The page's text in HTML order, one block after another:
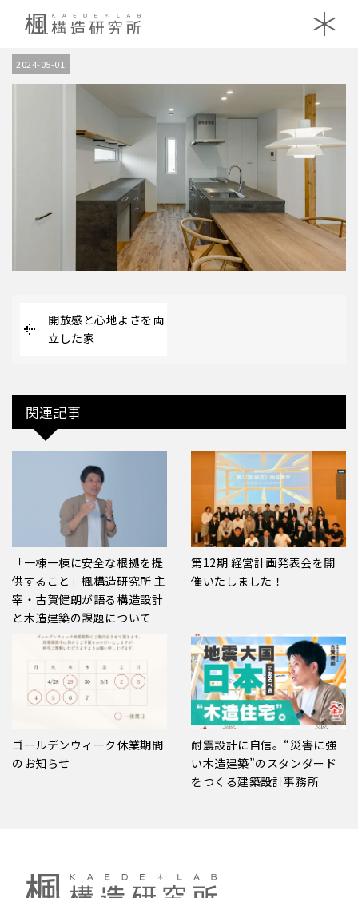
2024-05-01
開放感と心地よさを両
立した家
関連記事
「一棟一棟に安全な根拠を提
供すること」楓構造研究所 主
宰・古賀健朗が語る構造設計
と木造建築の課題について
第12期 経営計画発表会を開
催いたしました！
ゴールデンウィーク休業期間
のお知らせ
耐震設計に自信。“災害に強
い木造建築”のスタンダード
をつくる建築設計事務所